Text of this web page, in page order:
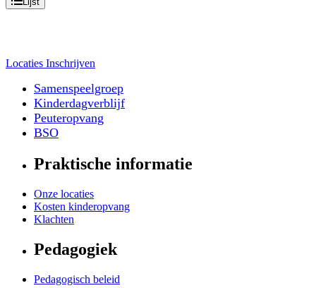
Locaties Inschrijven
Samenspeelgroep
Kinderdagverblijf
Peuteropvang
BSO
Praktische informatie
Onze locaties
Kosten kinderopvang
Klachten
Pedagogiek
Pedagogisch beleid